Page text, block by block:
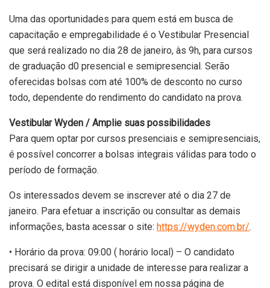
Uma das oportunidades para quem está em busca de
capacitação e empregabilidade é o Vestibular Presencial
que será realizado no dia 28 de janeiro, às 9h, para cursos
de graduação d0 presencial e semipresencial. Serão
oferecidas bolsas com até 100% de desconto no curso
todo, dependente do rendimento do candidato na prova.
Vestibular Wyden / Amplie suas possibilidades
Para quem optar por cursos presenciais e semipresenciais,
é possível concorrer a bolsas integrais válidas para todo o
período de formação.
Os interessados devem se inscrever até o dia 27 de
janeiro. Para efetuar a inscrição ou consultar as demais
informações, basta acessar o site: https://wyden.com.br/.
• Horário da prova: 09:00 ( horário local) – O candidato
precisará se dirigir a unidade de interesse para realizar a
prova. O edital está disponível em nossa página de